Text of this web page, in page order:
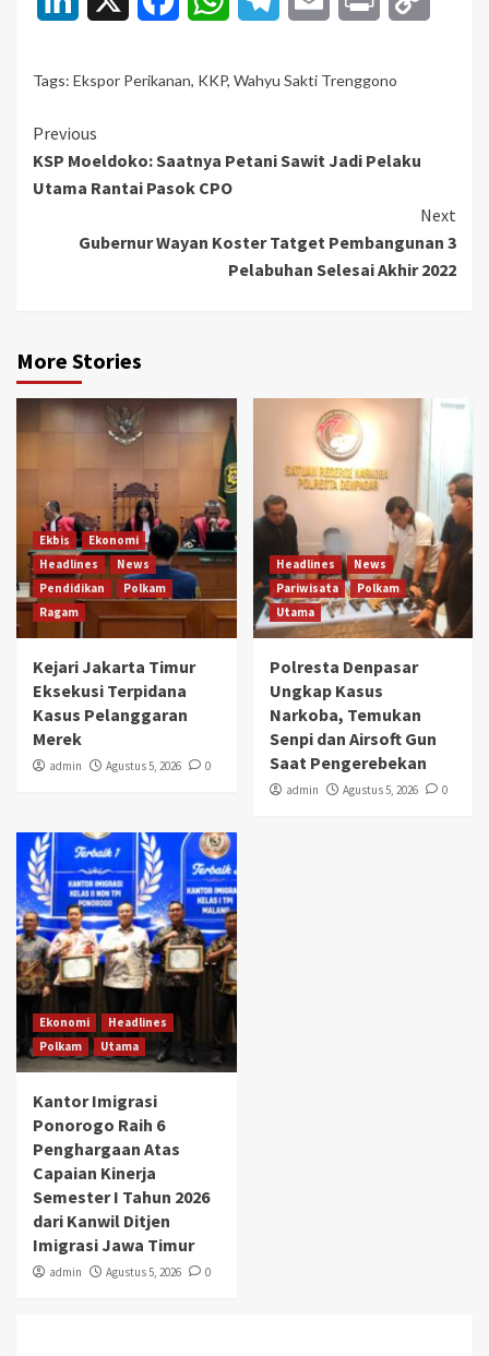
Tags: Ekspor Perikanan, KKP, Wahyu Sakti Trenggono
Continue
Reading
Previous
KSP Moeldoko: Saatnya Petani Sawit Jadi Pelaku
Utama Rantai Pasok CPO
Next
Gubernur Wayan Koster Tatget Pembangunan 3
Pelabuhan Selesai Akhir 2022
More Stories
Ekbis
Ekonomi
Headlines
News
Pendidikan
Polkam
Ragam
Kejari Jakarta Timur
Eksekusi Terpidana
Kasus Pelanggaran
Merek
admin Agustus 5, 2026 0
Headlines
News
Pariwisata
Polkam
Utama
Polresta Denpasar
Ungkap Kasus
Narkoba, Temukan
Senpi dan Airsoft Gun
Saat Pengerebekan
admin Agustus 5, 2026 0
Ekonomi
Headlines
Polkam
Utama
Kantor Imigrasi
Ponorogo Raih 6
Penghargaan Atas
Capaian Kinerja
Semester I Tahun 2026
dari Kanwil Ditjen
Imigrasi Jawa Timur
admin Agustus 5, 2026 0